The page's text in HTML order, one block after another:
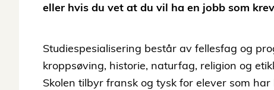
eller hvis du vet at du vil ha en jobb som
Studiespesialisering består av fellesfag og
kroppsøving, historie, naturfag, religion og
Skolen tilbyr fransk og tysk for elever som